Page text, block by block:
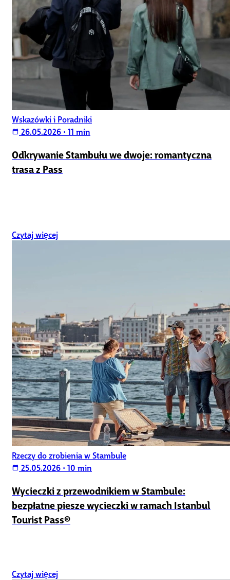
Wskazówki i Poradniki
calendar_today 26.05.2026 • 11 min
Odkrywanie Stambułu we dwoje: romantyczna
trasa z Pass
Czytaj więcej
Rzeczy do zrobienia w Stambule
calendar_today 25.05.2026 • 10 min
Wycieczki z przewodnikiem w Stambule:
bezpłatne piesze wycieczki w ramach Istanbul
Tourist Pass®
Czytaj więcej